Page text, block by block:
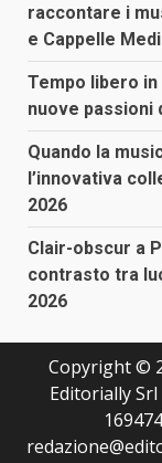
raccontare i
e Cappelle
Tempo libero
nuove passioni
Quando la
l’innovativa
2026
Clair-obscur a
contrasto tra
2026
Copyright ©
Editorially Srl